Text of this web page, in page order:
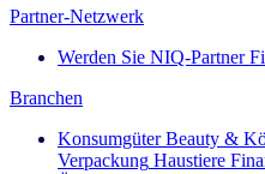
Partner-Netzwerk
Werden Sie NIQ-Partner
Branchen
Konsumgüter Beauty &
Verpackung Haustiere